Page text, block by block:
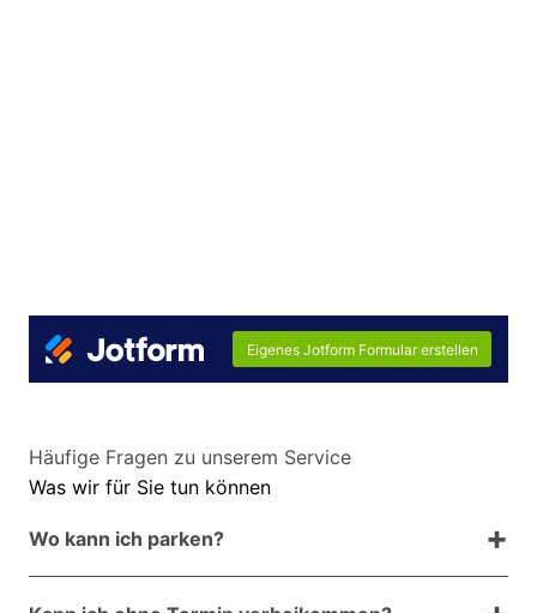
Häufige Fragen zu unserem Service
Was wir für Sie tun können
Wo kann ich parken?